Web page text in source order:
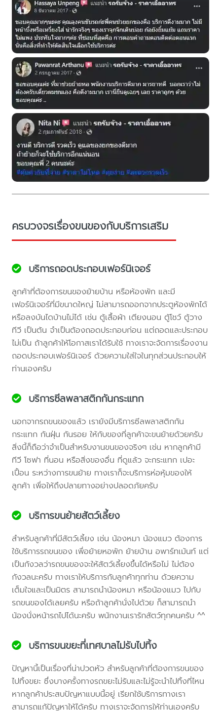
ครบวงจรเรื่องขนของกับบริการเสริม
บริการถอดประกอบเฟอร์นิเจอร์
ลูกค้าที่ต้องการขนของย้ายบ้าน หรือห้องพัก และมี
เฟอร์นิเจอร์ที่มีขนาดใหญ่ ไม่สามารถออกจากประตูห้องพักได้
หรือลงบันไดบ้านไม่ได้ เช่น ตู้เสื้อผ้า เตียงนอน ตู้โชว์ ตู้วาง
ทีวี เป็นต้น จำเป็นต้องถอดประกอบก่อน แต่ถอดและประกอบ
ไม่เป็น ถ้าลูกค้าให้โอกาสเราได้รับใช้ ทางเราจะจัดการเรื่องงาน
ถอดประกอบเฟอร์นิเจอร์ ด้วยความใส่ใจในทุกส่วนประกอบให้
ท่านเองครับ
บริการซีลพลาสติกกันกระแทก
นอกจากรถขนของแล้ว เรายังมีบริการซีลพลาสติกกัน
กระแทก กันฝุ่น กันรอย ให้กับของที่ลูกค้าจะขนย้ายด้วยครับ
สิ่งนี้ก็ถือว่าจำเป็นสำหรับงานขนของจริงๆ เช่น หากลูกค้ามี
ทีวี โซฟา ที่นอน หรือสิ่งของอื่น ที่ดูแล้ว จะกระแทก เปอะ
เปื้อน ระหว่างการขนย้าย ทางเราก็จะบริการห่อหุ้มของให้
ลูกค้า เพื่อให้ถึงปลายทางอย่างปลอดภัยครับ
บริการขนย้ายสัตว์เลี้ยง
สำหรับลูกค้าที่มีสัตว์เลี้ยง เช่น น้องหมา น้องแมว ต้องการ
ใช้บริการรถขนของ เพื่อย้ายหอพัก ย้ายบ้าน อพาร์ทเม้นท์ แต่
เป็นกังวลว่ารถขนของจะให้สัตว์เลี้ยงขึ้นได้หรือไม่ ไม่ต้อง
กังวลนะครับ ทางเราให้บริการกับลูกค้าทุกท่าน ด้วยความ
เต็มใจและเป็นมิตร สามารถนำน้องหมา หรือน้องแมว ไปกับ
รถขนของได้เลยครับ หรือถ้าลูกค้านั่งไปด้วย ก็สามารถนำ
น้องนั่งหน้ารถไปได้นะครับ พนักงานเรารักสัตว์ทุกคนครับ ^^
บริการขนขยะที่เทศบาลไม่รับไปทิ้ง
ปัญหานี้เป็นเรื่องที่น่าปวดหัว สำหรับลูกค้าที่ต้องการขนของ
ไปทิ้งขยะ ซึ่งบางครั้งทางรถขยะไม่รับและไม่รู้จะนำไปทิ้งที่ไหน
หากลูกค้าประสบปัญหาแบบนี้อยู่ เรียกใช้บริการทางเรา
สามารถแก้ปัญหาให้ได้ครับ ทางเราจะจัดการให้ท่านเองครับ